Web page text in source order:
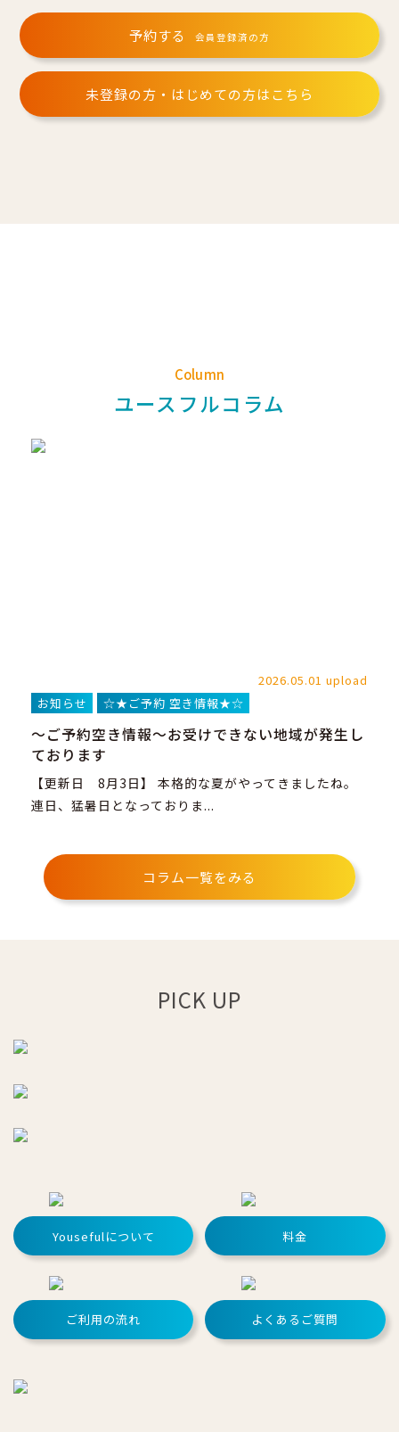
予約する 会員登録済の方
未登録の方・はじめての方はこちら
Column
ユースフルコラム
2026.05.01 upload
お知らせ
☆★ご予約 空き情報★☆
～ご予約空き情報～お受けできない地域が発生し
ております
【更新日 8月3日】 本格的な夏がやってきましたね。
連日、猛暑日となっておりま...
コラム一覧をみる
PICK UP
Yousefulについて 料金
ご利用の流れ よくあるご質問